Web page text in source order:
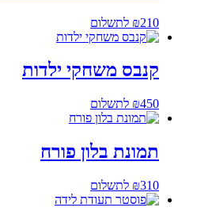
₪210 לתשלום
קנבס משחקי ילדות
₪450 לתשלום
תמונת בלון פורח
₪310 לתשלום